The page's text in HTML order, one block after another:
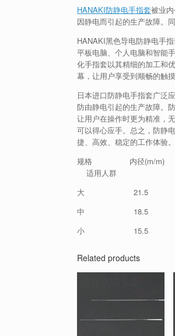
HANAKI防静电手指套被业
因静电而引起的生产故障。
HANAKI黑色导电防静电手
平板电脑、个人电脑和智能
化手指套以其精细的加工和
幕，让用户享受到顺畅的触摸
日本进口防静电手指套广泛
防由静电引起的生产故障。
让用户在操作时更为精准，
可以得心应手。总之，防静
捷、高效、稳定的工作体验。
规格 内径(m/
适用人群
大
中 18.5
小
Related products